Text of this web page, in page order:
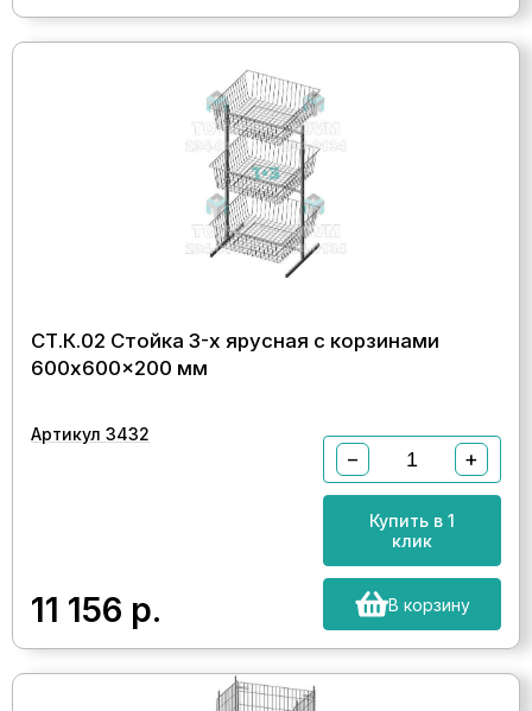
СТ.К.02 Стойка 3-х ярусная с корзинами
600x600x200 мм
Артикул 3432
11 156 р.
− +
Купить в 1
клик
В корзину